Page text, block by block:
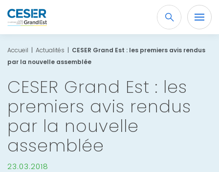
Recherche
OK
Accueil | Actualités | CESER Grand Est : les premiers avis rendus
par la nouvelle assemblée
CESER Grand Est : les
premiers avis rendus
par la nouvelle
assemblée
23.03.2018